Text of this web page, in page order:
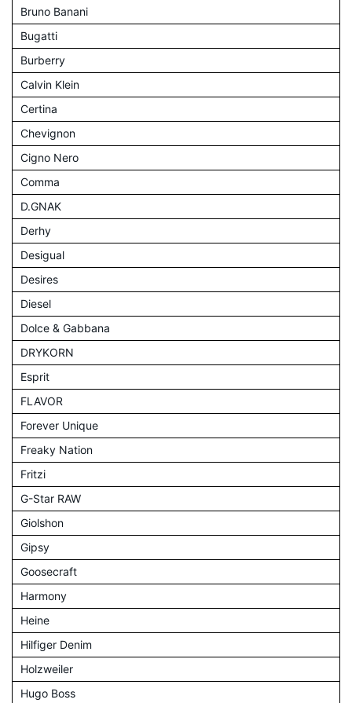
Bruno Banani
Bugatti
Burberry
Calvin Klein
Certina
Chevignon
Cigno Nero
Comma
D.GNAK
Derhy
Desigual
Desires
Diesel
Dolce & Gabbana
DRYKORN
Esprit
FLAVOR
Forever Unique
Freaky Nation
Fritzi
G-Star RAW
Giolshon
Gipsy
Goosecraft
Harmony
Heine
Hilfiger Denim
Holzweiler
Hugo Boss